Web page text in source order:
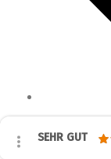
SEHR GUT